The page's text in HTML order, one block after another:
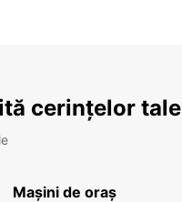
cerințelor tale
Mașini de oraș